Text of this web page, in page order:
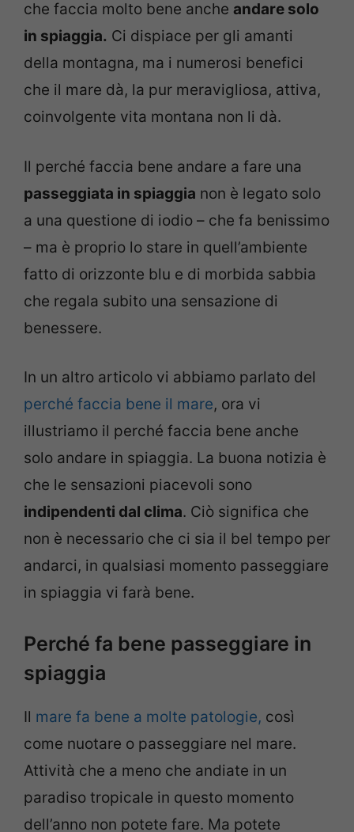
che faccia molto bene anche andare solo
in spiaggia. Ci dispiace per gli amanti
della montagna, ma i numerosi benefici
che il mare dà, la pur meravigliosa, attiva,
coinvolgente vita montana non li dà.
Il perché faccia bene andare a fare una
passeggiata in spiaggia non è legato solo
a una questione di iodio – che fa benissimo
– ma è proprio lo stare in quell’ambiente
fatto di orizzonte blu e di morbida sabbia
che regala subito una sensazione di
benessere.
In un altro articolo vi abbiamo parlato del
perché faccia bene il mare, ora vi
illustriamo il perché faccia bene anche
solo andare in spiaggia. La buona notizia è
che le sensazioni piacevoli sono
indipendenti dal clima. Ciò significa che
non è necessario che ci sia il bel tempo per
andarci, in qualsiasi momento passeggiare
in spiaggia vi farà bene.
Perché fa bene passeggiare in
spiaggia
Il mare fa bene a molte patologie, così
come nuotare o passeggiare nel mare.
Attività che a meno che andiate in un
paradiso tropicale in questo momento
dell’anno non potete fare. Ma potete